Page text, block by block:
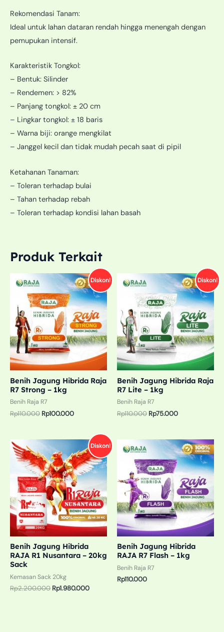
Rekomendasi Tanam:
Ideal untuk lahan dataran rendah hingga menengah dengan
pemupukan intensif.
Karakteristik Tongkol:
– Bentuk: Silinder
– Rendemen: > 82%
– Panjang tongkol: ± 20 cm
– Lingkar tongkol: ± 18 baris
– Warna biji: orange mengkilat
– Janggel kecil dan tidak mudah pecah saat di pipil
Ketahanan Tanaman:
– Toleran terhadap bulai
– Tahan terhadap rebah
– Toleran terhadap kondisi lahan basah
Produk Terkait
Diskon!
Benih Jagung Hibrida Raja
R7 Strong – 1kg
Benih Raja R7
Rp110.000
aslinya
adalah:
Rp110.000.
Rp100.000
Harga
saat
ini
adalah:
Rp100.000.
Diskon!
Benih Jagung Hibrida Raja
R7 Lite – 1kg
Benih Raja R7
Rp110.000
aslinya
adalah:
Rp110.000.
Rp75.000
Harga
saat
ini
adalah:
Rp75.000.
Diskon!
Benih Jagung Hibrida
RAJA R1 Nusantara – 20kg
Sack
Kemasan Sack 20kg
Rp2.200.000
Harga
aslinya
adalah:
Rp2.200.000.
Rp1.980.000
Harga
saat
ini
adalah:
Rp1.980.000.
Benih Jagung Hibrida
RAJA R7 Flash – 1kg
Benih Raja R7
Rp110.000